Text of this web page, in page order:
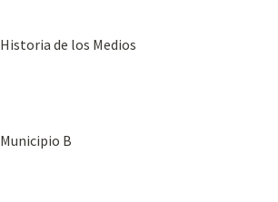
Historia de los Medios
Municipio B